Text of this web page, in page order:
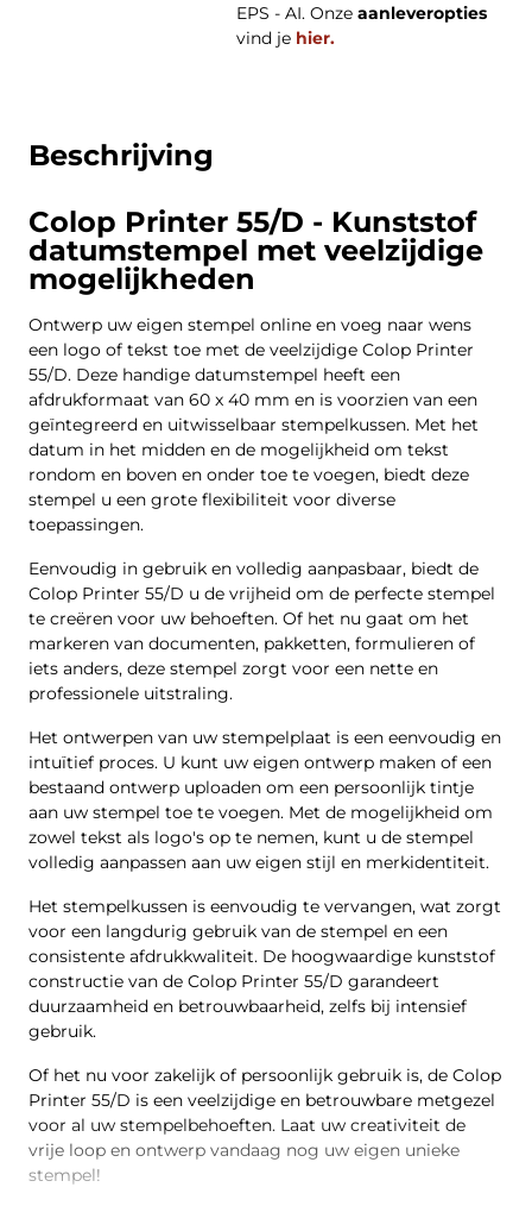
Beschrijving
Colop Printer 55/D - Kunststof
datumstempel met veelzijdige
mogelijkheden
Ontwerp uw eigen stempel online en voeg naar wens
een logo of tekst toe met de veelzijdige Colop Printer
55/D. Deze handige datumstempel heeft een
afdrukformaat van 60 x 40 mm en is voorzien van een
geïntegreerd en uitwisselbaar stempelkussen. Met het
datum in het midden en de mogelijkheid om tekst
rondom en boven en onder toe te voegen, biedt deze
stempel u een grote flexibiliteit voor diverse
toepassingen.
Eenvoudig in gebruik en volledig aanpasbaar, biedt de
Colop Printer 55/D u de vrijheid om de perfecte stempel
te creëren voor uw behoeften. Of het nu gaat om het
markeren van documenten, pakketten, formulieren of
iets anders, deze stempel zorgt voor een nette en
professionele uitstraling.
Het ontwerpen van uw stempelplaat is een eenvoudig en
intuïtief proces. U kunt uw eigen ontwerp maken of een
bestaand ontwerp uploaden om een persoonlijk tintje
aan uw stempel toe te voegen. Met de mogelijkheid om
zowel tekst als logo's op te nemen, kunt u de stempel
volledig aanpassen aan uw eigen stijl en merkidentiteit.
Het stempelkussen is eenvoudig te vervangen, wat zorgt
voor een langdurig gebruik van de stempel en een
consistente afdrukkwaliteit. De hoogwaardige kunststof
constructie van de Colop Printer 55/D garandeert
duurzaamheid en betrouwbaarheid, zelfs bij intensief
gebruik.
Of het nu voor zakelijk of persoonlijk gebruik is, de Colop
Printer 55/D is een veelzijdige en betrouwbare metgezel
voor al uw stempelbehoeften. Laat uw creativiteit de
vrije loop en ontwerp vandaag nog uw eigen unieke
stempel!
EPS - AI. Onze aanleveropties
vind je hier.